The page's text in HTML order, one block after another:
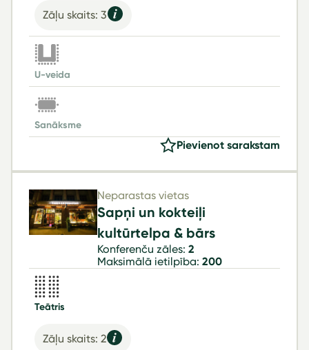
Zāļu skaits: 3
U-veida
Sanāksme
Pievienot sarakstam
Neparastas vietas
Sapņi un kokteiļi
kultūrtelpa & bārs
Konferenču zāles: 2
Maksimālā ietilpība: 200
Teātris
Zāļu skaits: 2